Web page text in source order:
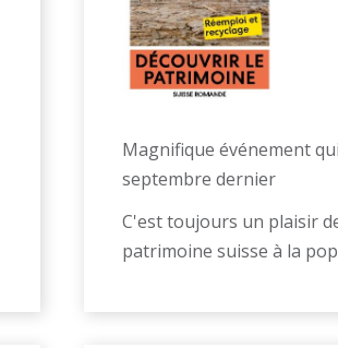
Magnifique événement
septembre dernier
C'est toujours un plaisir
patrimoine suisse à la